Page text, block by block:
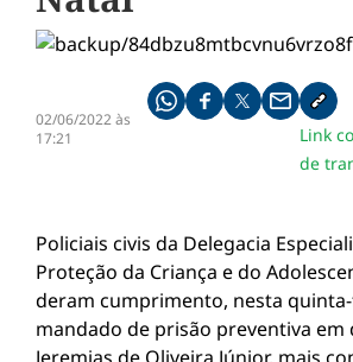
02/06/2022 às
17:21
Compartilhe pelo whatsapp
Compartilhar no
Compartilhar
Link
de
Policiais civis da Delegacia
Proteção da Criança e do
deram cumprimento, nesta
mandado de prisão preventiva em